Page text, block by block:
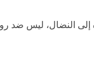
النضال، ليس ضد